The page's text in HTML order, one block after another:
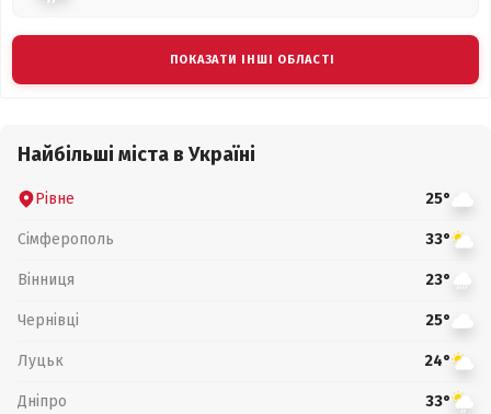
ПОКАЗАТИ ІНШІ ОБЛАСТІ
Найбільші міста в Україні
Рівне 25°
Сімферополь 33°
Вінниця 23°
Чернівці 25°
Луцьк 24°
Дніпро 33°